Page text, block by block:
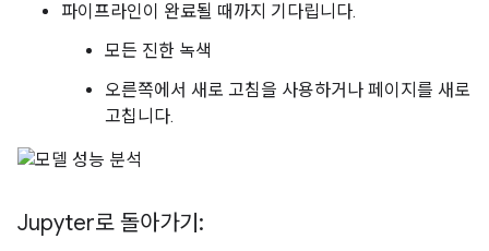
파이프라인이 완료될 때까지 기다립니다.
모든 진한 녹색
오른쪽에서 새로 고침을 사용하거나 페이지를 새로
고칩니다.
Jupyter로 돌아가기: